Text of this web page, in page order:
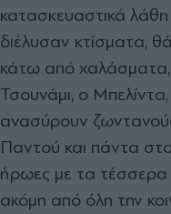
κατασκευαστικά
διέλυσαν κτίσματα,
κάτω από
Τσουνάμι, ο
ανασύρουν
Παντού και πάντα
ήρωες με τα τέσσερα
ακόμη από όλη την